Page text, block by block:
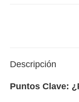
Descripción
Puntos Clave: